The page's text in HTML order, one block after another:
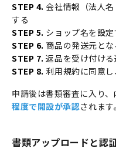
STEP 4. 会社情報（法人
する
STEP 5. ショップ名を設定
STEP 6. 商品の発送元と
STEP 7. 返品を受け付け
STEP 8. 利用規約に同意
申請後は書類審査に入り
程度で開設が承認されます。
書類アップロードと認